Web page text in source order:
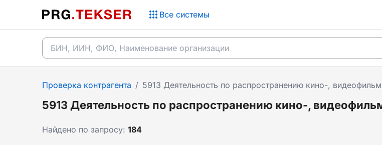
Все системы
Проверка контрагента / 5913 Деятельность по распространению кино-,
5913 Деятельность по распространению кино-,
Найдено по запросу: 184